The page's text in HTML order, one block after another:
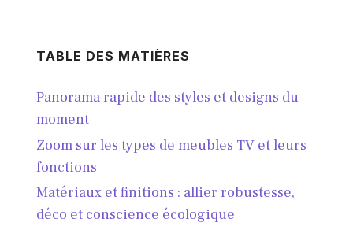
TABLE DES MATIÈRES
Panorama rapide des styles et designs du
moment
Zoom sur les types de meubles TV et leurs
fonctions
Matériaux et finitions : allier robustesse,
déco et conscience écologique